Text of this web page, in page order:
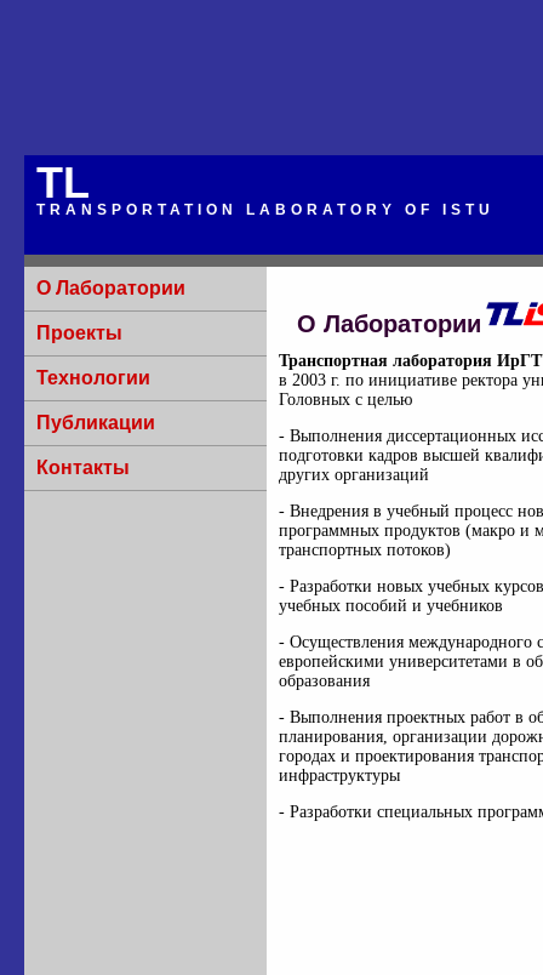
TL
TRANSPORTATION LABORATORY OF ISTU
О Лаборатории
Проекты
Технологии
Публикации
Контакты
О Лаборатории
Транспортная лаборатория
в 2003 г. по инициативе ректора
Головных с целью
- Выполнения диссертационных
подготовки кадров высшей
других организаций
- Внедрения в учебный процесс
программных продуктов (макро и
транспортных потоков)
- Разработки новых учебных
учебных пособий и учебников
- Осуществления международного
европейскими университетами в
образования
- Выполнения проектных работ в
планирования, организации
городах и проектирования
инфраструктуры
- Разработки специальных